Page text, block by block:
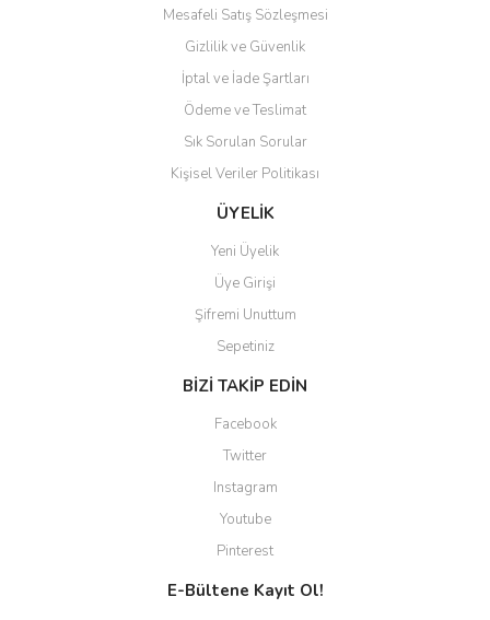
Mesafeli Satış Sözleşmesi
Gizlilik ve Güvenlik
İptal ve İade Şartları
Ödeme ve Teslimat
Sık Sorulan Sorular
Kişisel Veriler Politikası
ÜYELİK
Yeni Üyelik
Üye Girişi
Şifremi Unuttum
Sepetiniz
BİZİ TAKİP EDİN
Facebook
Twitter
Instagram
Youtube
Pinterest
E-Bültene Kayıt Ol!